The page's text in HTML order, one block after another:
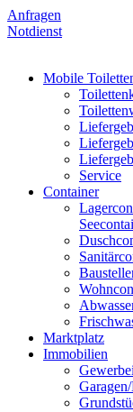
Anfragen
Notdienst
Mobile
Service
Container
Marktplatz
Immobilien